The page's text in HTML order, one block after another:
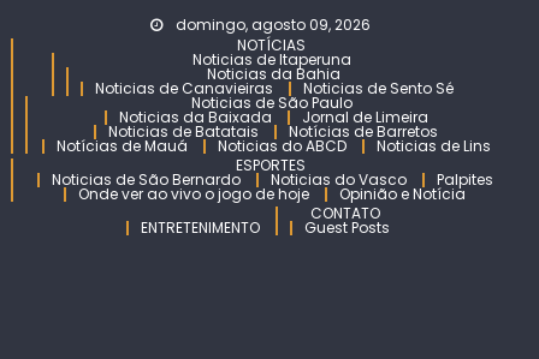
to
content
domingo, agosto 09, 2026
NOTÍCIAS
Noticias de Itaperuna
Noticias da Bahia
Noticias de Canavieiras Noticias de Sento Sé
Noticias de São Paulo
Noticias da Baixada Jornal de Limeira
Noticias de Batatais Notícias de Barretos
Notícias de Mauá Noticias do ABCD
Noticias de Lins
ESPORTES
Noticias de São Bernardo Noticias do Vasco Palpites
Onde ver ao vivo o jogo de hoje
Opinião e Notícia
ENTRETENIMENTO
CONTATO
Guest Posts